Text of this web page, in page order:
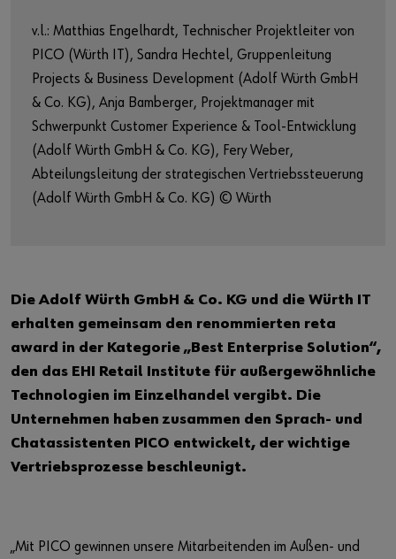
Workplace Solutions
Projects & Governance
ccSec - Certification Center Security
Automation
v.l.: Matthias Engelhardt, Technischer Projektleiter von
PICO (Würth IT), Sandra Hechtel, Gruppenleitung
Projects & Business Development (Adolf Würth GmbH
& Co. KG), Anja Bamberger, Projektmanager mit
Schwerpunkt Customer Experience & Tool-Entwicklung
(Adolf Würth GmbH & Co. KG), Fery Weber,
Abteilungsleitung der strategischen Vertriebssteuerung
(Adolf Würth GmbH & Co. KG) © Würth
Die Adolf Würth GmbH & Co. KG und die Würth IT
erhalten gemeinsam den renommierten reta
award in der Kategorie „Best Enterprise Solution“,
den das EHI Retail Institute für außergewöhnliche
Technologien im Einzelhandel vergibt. Die
Unternehmen haben zusammen den Sprach- und
Chatassistenten PICO entwickelt, der wichtige
Vertriebsprozesse beschleunigt.
„Mit PICO gewinnen unsere Mitarbeitenden im Außen- und